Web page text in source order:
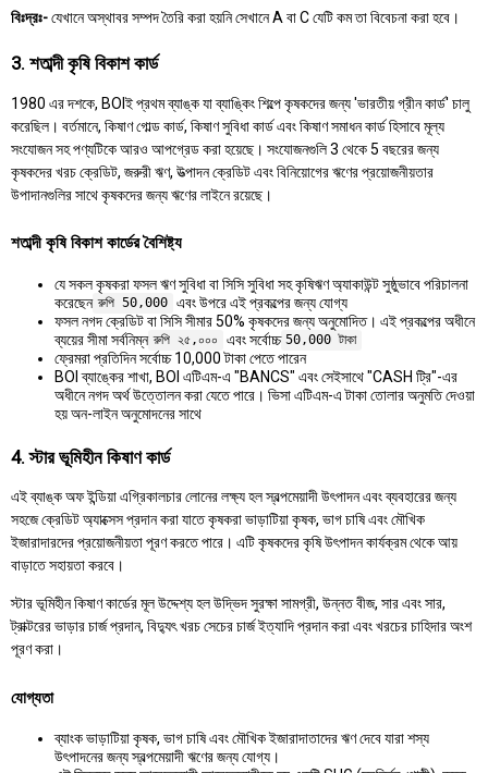
বিঃদ্রঃ-যেখানে অস্থাবর সম্পদ তৈরি করা হয়নি সেখানে A বা C যেটি কম তা বিবেচনা করা হবে।
3. শতাব্দী কৃষি বিকাশ কার্ড
1980 এর দশকে, BOIই প্রথম ব্যাঙ্ক যা ব্যাঙ্কিং শিল্পে কৃষকদের জন্য 'ভারতীয় গ্রীন কার্ড' চালু
করেছিল। বর্তমানে, কিষাণ গোল্ড কার্ড, কিষাণ সুবিধা কার্ড এবং কিষাণ সমাধন কার্ড হিসাবে মূল্য
সংযোজন সহ পণ্যটিকে আরও আপগ্রেড করা হয়েছে। সংযোজনগুলি 3 থেকে 5 বছরের জন্য
কৃষকদের খরচ ক্রেডিট, জরুরী ঋণ, উত্পাদন ক্রেডিট এবং বিনিয়োগের ঋণের প্রয়োজনীয়তার
উপাদানগুলির সাথে কৃষকদের জন্য ঋণের লাইনে রয়েছে।
শতাব্দী কৃষি বিকাশ কার্ডের বৈশিষ্ট্য
যে সকল কৃষকরা ফসল ঋণ সুবিধা বা সিসি সুবিধা সহ কৃষিঋণ অ্যাকাউন্ট সুষ্ঠুভাবে পরিচালনা
করেছেন রুপি 50,000 এবং উপরে এই প্রকল্পের জন্য যোগ্য
ফসল নগদ ক্রেডিট বা সিসি সীমার 50% কৃষকদের জন্য অনুমোদিত। এই প্রকল্পের অধীনে
ব্যয়ের সীমা সর্বনিম্ন রুপি ২৫,০০০ এবং সর্বোচ্চ 50,000 টাকা
ফ্রেমরা প্রতিদিন সর্বোচ্চ 10,000 টাকা পেতে পারেন
BOI ব্যাঙ্কের শাখা, BOI এটিএম-এ "BANCS" এবং সেইসাথে "CASH ট্রি"-এর
অধীনে নগদ অর্থ উত্তোলন করা যেতে পারে। ভিসা এটিএম-এ টাকা তোলার অনুমতি দেওয়া
হয় অন-লাইন অনুমোদনের সাথে
4. স্টার ভূমিহীন কিষাণ কার্ড
এই ব্যাঙ্ক অফ ইন্ডিয়া এগ্রিকালচার লোনের লক্ষ্য হল স্বল্পমেয়াদী উৎপাদন এবং ব্যবহারের জন্য
সহজে ক্রেডিট অ্যাক্সেস প্রদান করা যাতে কৃষকরা ভাড়াটিয়া কৃষক, ভাগ চাষি এবং মৌখিক
ইজারাদারদের প্রয়োজনীয়তা পূরণ করতে পারে। এটি কৃষকদের কৃষি উৎপাদন কার্যক্রম থেকে আয়
বাড়াতে সহায়তা করবে।
স্টার ভূমিহীন কিষাণ কার্ডের মূল উদ্দেশ্য হল উদ্ভিদ সুরক্ষা সামগ্রী, উন্নত বীজ, সার এবং সার,
ট্রাক্টরের ভাড়ার চার্জ প্রদান, বিদ্যুৎ খরচ সেচের চার্জ ইত্যাদি প্রদান করা এবং খরচের চাহিদার অংশ
পূরণ করা।
যোগ্যতা
ব্যাংক ভাড়াটিয়া কৃষক, ভাগ চাষি এবং মৌখিক ইজারাদাতাদের ঋণ দেবে যারা শস্য
উৎপাদনের জন্য স্বল্পমেয়াদী ঋণের জন্য যোগ্য।